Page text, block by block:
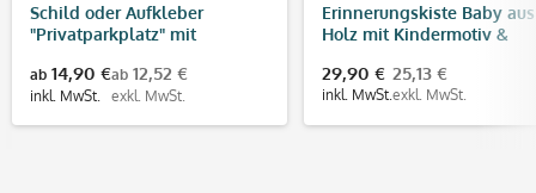
Schild oder Aufkleber
"Privatparkplatz" mit
ab 14,90 €
inkl. MwSt.
ab 12,52 €
exkl. MwSt.
Erinnerungskiste Baby aus
Holz mit Kindermotiv &
29,90 €
inkl. MwSt.
25,13 €
exkl. MwSt.